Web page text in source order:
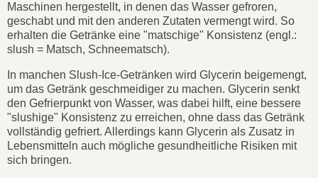
Maschinen hergestellt, in denen das Wasser gefroren,
geschabt und mit den anderen Zutaten vermengt wird. So
erhalten die Getränke eine "matschige" Konsistenz (engl.:
slush = Matsch, Schneematsch).
In manchen Slush-Ice-Getränken wird Glycerin beigemengt,
um das Getränk geschmeidiger zu machen. Glycerin senkt
den Gefrierpunkt von Wasser, was dabei hilft, eine bessere
"slushige" Konsistenz zu erreichen, ohne dass das Getränk
vollständig gefriert. Allerdings kann Glycerin als Zusatz in
Lebensmitteln auch mögliche gesundheitliche Risiken mit
sich bringen.